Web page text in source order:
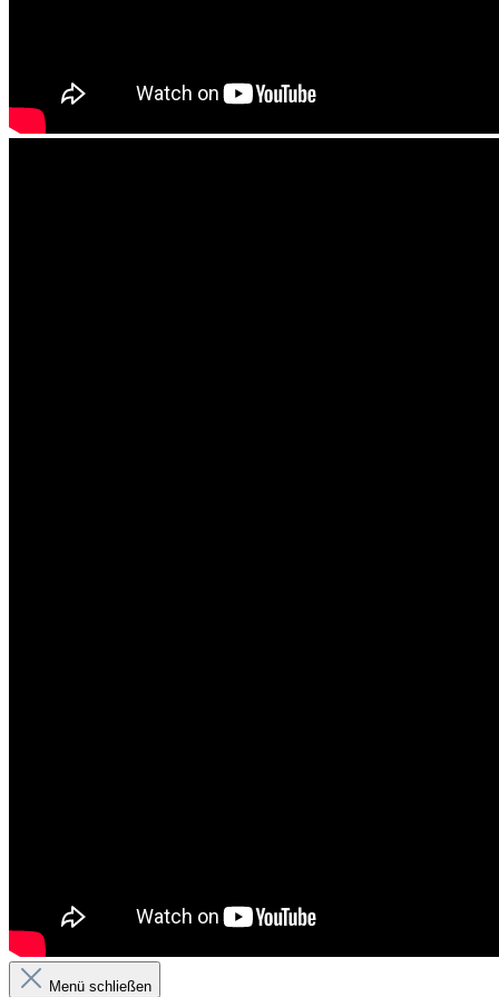
Menü schließen